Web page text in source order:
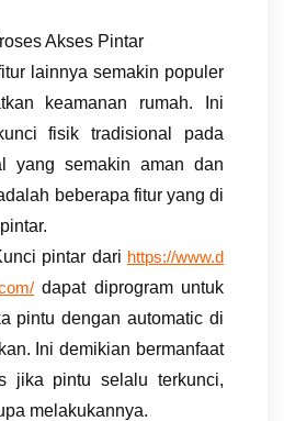
Akses Pintar
lainnya semakin populer
keamanan rumah. Ini
fisik tradisional pada
yang semakin aman dan
beberapa fitur yang di
pintar dari https://www.d
dapat diprogram untuk
pintu dengan automatic di
Ini demikian bermanfaat
jika pintu selalu terkunci,
melakukannya.